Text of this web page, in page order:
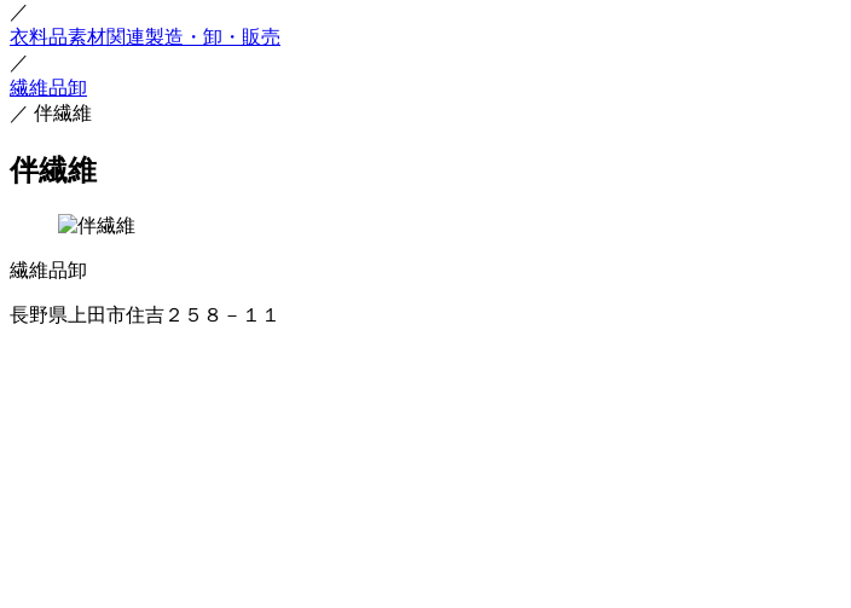
／
衣料品素材関連製造・卸・販売
／
繊維品卸
／ 伴繊維
伴繊維
繊維品卸
長野県上田市住吉２５８－１１